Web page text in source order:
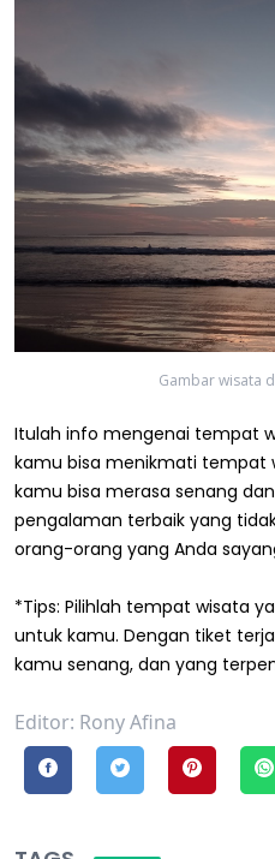
Gambar wisata
Itulah info mengenai tempat
kamu bisa menikmati tempat
kamu bisa merasa senang
pengalaman terbaik yang
orang-orang yang Anda
*Tips: Pilihlah tempat wisata
untuk kamu. Dengan tiket
kamu senang, dan yang
Editor: Rony Afina